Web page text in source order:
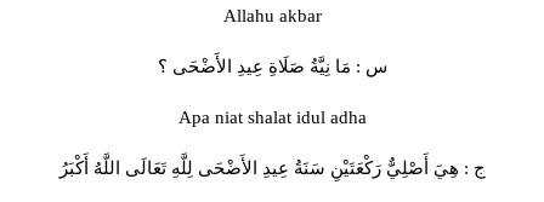
Allahu akbar
س : مَا نِيَّةُ صَلَاةِ عِيدِ الأَضْحَى ؟
Apa niat shalat idul adha
ج : هِيَ أَصْلِيٌّ رَكْعَتَيْنِ سَنَةُ عِيدِ الأَضْحَى لِلَّهِ تَعَالَى اللَّهُ أَكْبَرُ